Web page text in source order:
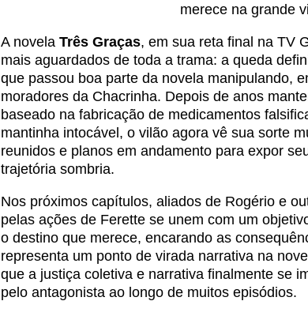
merece na grande
A novela Três Graças, em sua reta final na TV
mais aguardados de toda a trama: a queda
que passou boa parte da novela manipulando,
moradores da Chacrinha. Depois de anos
baseado na fabricação de medicamentos
mantinha intocável, o vilão agora vê sua sorte
reunidos e planos em andamento para expor
trajetória sombria.
Nos próximos capítulos, aliados de Rogério e
pelas ações de Ferette se unem com um
o destino que merece, encarando as
representa um ponto de virada narrativa na
que a justiça coletiva e narrativa finalmente se
pelo antagonista ao longo de muitos episódios.